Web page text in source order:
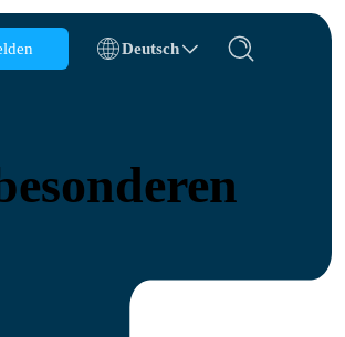
Deutsch
China